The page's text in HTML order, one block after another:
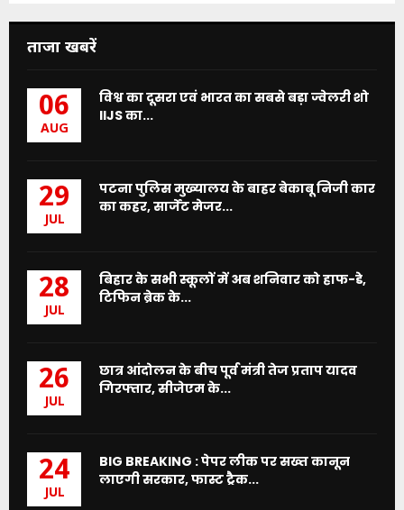
ताजा खबरें
06
AUG
विश्व का दूसरा एवं भारत का सबसे बड़ा ज्वेलरी शो
IIJS का...
29
JUL
पटना पुलिस मुख्यालय के बाहर बेकाबू निजी कार
का कहर, सार्जेंट मेजर...
28
JUL
बिहार के सभी स्कूलों में अब शनिवार को हाफ-डे,
टिफिन ब्रेक के...
26
JUL
छात्र आंदोलन के बीच पूर्व मंत्री तेज प्रताप यादव
गिरफ्तार, सीजेएम के...
24
JUL
BIG BREAKING : पेपर लीक पर सख्त कानून
लाएगी सरकार, फास्ट ट्रैक...